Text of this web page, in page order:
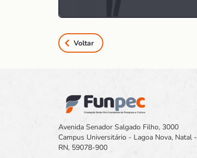
Voltar
Avenida Senador Salgado Filho, 3000
Campus Universitário - Lagoa Nova, Natal -
RN, 59078-900